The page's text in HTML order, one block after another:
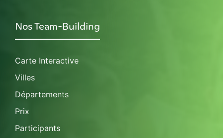
Nos Team-Building
Carte Interactive
Villes
Départements
Prix
Participants